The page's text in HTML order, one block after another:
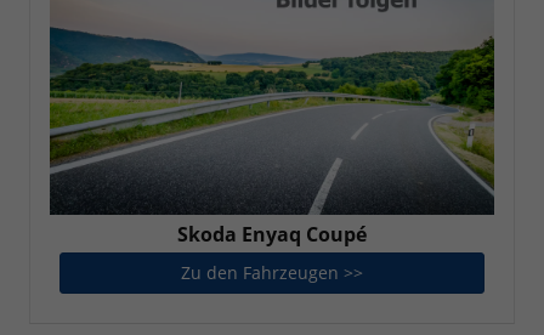
Skoda Enyaq Coupé
Zu den Fahrzeugen >>